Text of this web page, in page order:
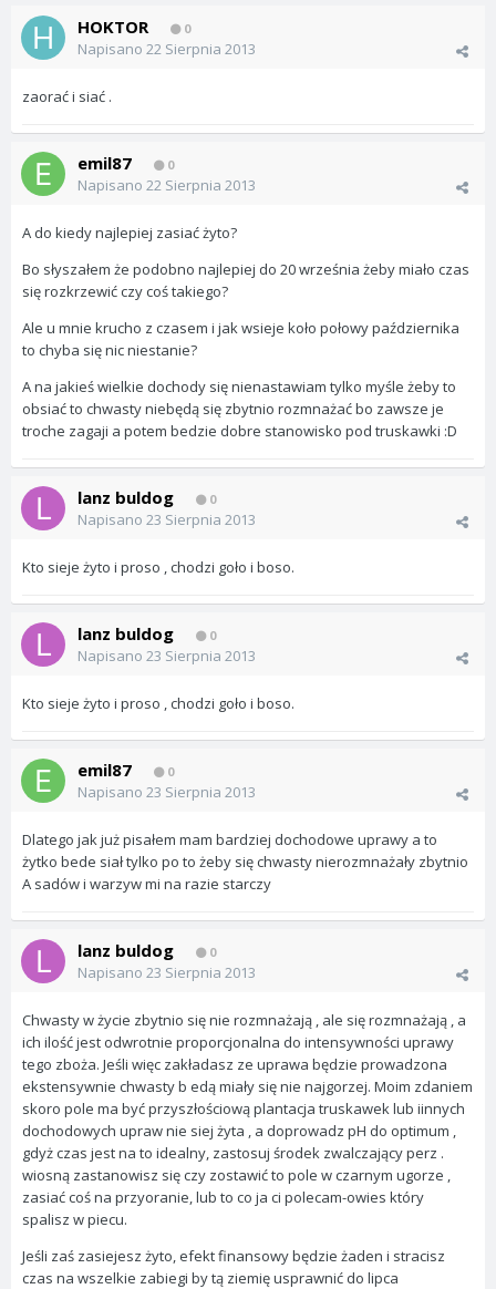
HOKTOR 0
Napisano 22 Sierpnia 2013
zaorać i siać .
emil87 0
Napisano 22 Sierpnia 2013
A do kiedy najlepiej zasiać żyto?
Bo słyszałem że podobno najlepiej do 20 września żeby miało czas
się rozkrzewić czy coś takiego?
Ale u mnie krucho z czasem i jak wsieje koło połowy października
to chyba się nic niestanie?
A na jakieś wielkie dochody się nienastawiam tylko myśle żeby to
obsiać to chwasty niebędą się zbytnio rozmnażać bo zawsze je
troche zagaji a potem bedzie dobre stanowisko pod truskawki :D
lanz buldog 0
Napisano 23 Sierpnia 2013
Kto sieje żyto i proso , chodzi goło i boso.
lanz buldog 0
Napisano 23 Sierpnia 2013
Kto sieje żyto i proso , chodzi goło i boso.
emil87 0
Napisano 23 Sierpnia 2013
Dlatego jak już pisałem mam bardziej dochodowe uprawy a to
żytko bede siał tylko po to żeby się chwasty nierozmnażały zbytnio
A sadów i warzyw mi na razie starczy
lanz buldog 0
Napisano 23 Sierpnia 2013
Chwasty w życie zbytnio się nie rozmnażają , ale się rozmnażają , a
ich ilość jest odwrotnie proporcjonalna do intensywności uprawy
tego zboża. Jeśli więc zakładasz ze uprawa będzie prowadzona
ekstensywnie chwasty b edą miały się nie najgorzej. Moim zdaniem
skoro pole ma być przyszłościową plantacja truskawek lub iinnych
dochodowych upraw nie siej żyta , a doprowadz pH do optimum ,
gdyż czas jest na to idealny, zastosuj środek zwalczający perz .
wiosną zastanowisz się czy zostawić to pole w czarnym ugorze ,
zasiać coś na przyoranie, lub to co ja ci polecam-owies który
spalisz w piecu.
Jeśli zaś zasiejesz żyto, efekt finansowy będzie żaden i stracisz
czas na wszelkie zabiegi by tą ziemię usprawnić do lipca